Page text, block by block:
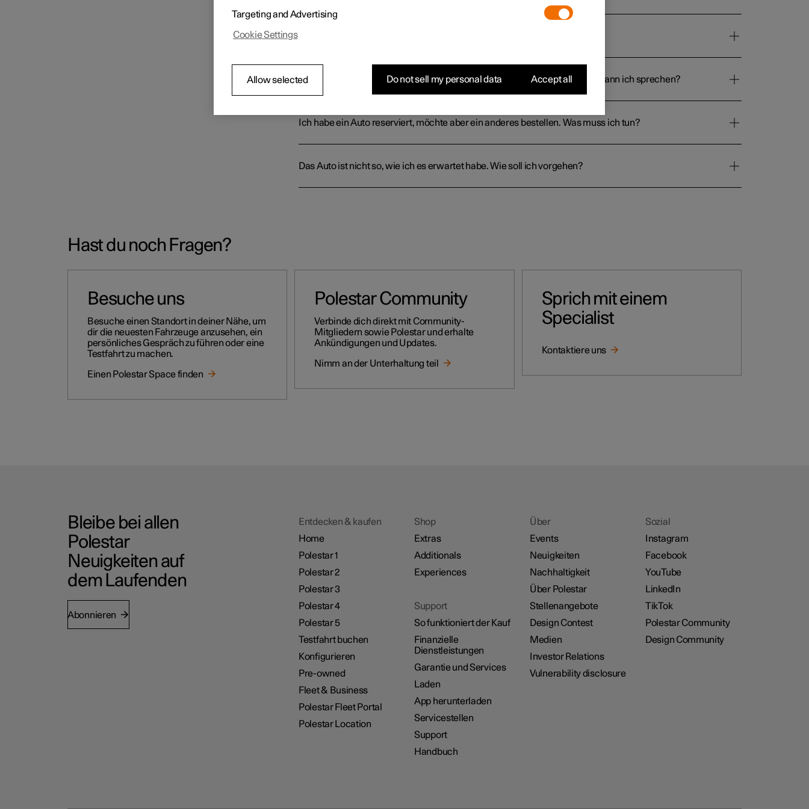
Ich habe einige Fragen zu dem von mir ausgewählten Fahrzeug. Mit wem kann ich sprechen?
Ich habe ein Auto reserviert, möchte aber ein anderes bestellen. Was muss ich tun?
Das Auto ist nicht so, wie ich es erwartet habe. Wie soll ich vorgehen?
Hast du noch Fragen?
Besuche uns
Besuche einen Standort in deiner Nähe, um
dir die neuesten Fahrzeuge anzusehen, ein
persönliches Gespräch zu führen oder eine
Testfahrt zu machen.
Einen Polestar Space finden
Polestar Community
Verbinde dich direkt mit Community-
Mitgliedern sowie Polestar und erhalte
Ankündigungen und Updates.
Nimm an der Unterhaltung teil
Sprich mit einem
Specialist
Kontaktiere uns
Bleibe bei allen
Polestar
Neuigkeiten auf
dem Laufenden
Abonnieren
Entdecken & kaufen
Home
Polestar 1
Polestar 2
Polestar 3
Polestar 4
Polestar 5
Testfahrt buchen
Konfigurieren
Pre-owned
Fleet & Business
Polestar Fleet Portal
Polestar Location
Shop
Extras
Additionals
Experiences
Support
So funktioniert der Kauf
Finanzielle
Dienstleistungen
Garantie und Services
Laden
App herunterladen
Servicestellen
Support
Handbuch
Über
Events
Neuigkeiten
Nachhaltigkeit
Über Polestar
Stellenangebote
Design Contest
Medien
Investor Relations
Vulnerability disclosure
Sozial
Instagram
Facebook
YouTube
LinkedIn
TikTok
Polestar Community
Design Community
Targeting and Advertising
Cookie Settings
Allow selected Do not sell my personal data Accept all